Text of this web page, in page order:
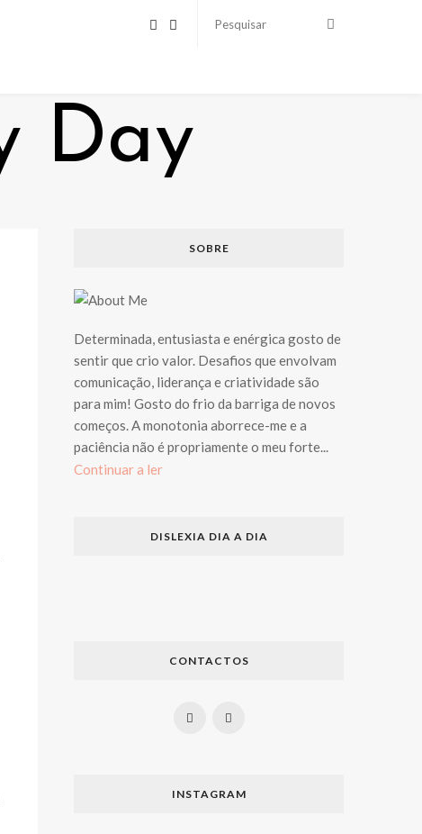
SOBRE
Determinada, entusiasta e enérgica gosto de
sentir que crio valor. Desafios que envolvam
comunicação, liderança e criatividade são
para mim! Gosto do frio da barriga de novos
começos. A monotonia aborrece-me e a
paciência não é propriamente o meu forte...
Continuar a ler
DISLEXIA DIA A DIA
CONTACTOS
INSTAGRAM